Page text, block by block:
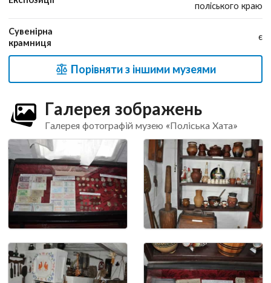
поліського краю
Сувенірна
крамниця
є
Порівняти з іншими музеями
Галерея зображень
Галерея фотографій музею «Поліська Хата»